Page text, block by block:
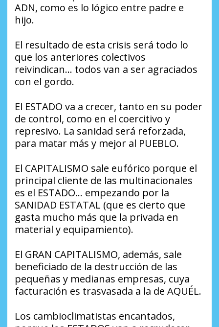
ADN, como es lo lógico entre padre e
hijo.
El resultado de esta crisis será todo lo
que los anteriores colectivos
reivindican… todos van a ser agraciados
con el gordo.
El ESTADO va a crecer, tanto en su poder
de control, como en el coercitivo y
represivo. La sanidad será reforzada,
para matar más y mejor al PUEBLO.
El CAPITALISMO sale eufórico porque el
principal cliente de las multinacionales
es el ESTADO… empezando por la
SANIDAD ESTATAL (que es cierto que
gasta mucho más que la privada en
material y equipamiento).
El GRAN CAPITALISMO, además, sale
beneficiado de la destrucción de las
pequeñas y medianas empresas, cuya
facturación es trasvasada a la de AQUÉL.
Los cambioclimatistas encantados,